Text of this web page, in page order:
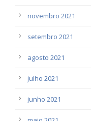
novembro 2021
setembro 2021
agosto 2021
julho 2021
junho 2021